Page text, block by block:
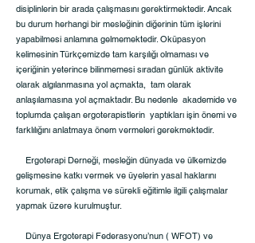
disiplinlerin bir arada çalışmasını gerektirmektedir. Ancak
bu durum herhangi bir mesleğinin diğerinin tüm işlerini
yapabilmesi anlamına gelmemektedir. Oküpasyon
kelimesinin Türkçemizde tam karşılığı olmaması ve
içeriğinin yeterince bilinmemesi sıradan günlük aktivite
olarak algılanmasına yol açmakta, tam olarak
anlaşılamasına yol açmaktadır. Bu nedenle akademide ve
toplumda çalışan ergoterapistlerin yaptıkları işin önemi ve
farklılığını anlatmaya önem vermeleri gerekmektedir.
Ergoterapi Derneği, mesleğin dünyada ve ülkemizde
gelişmesine katkı vermek ve üyelerin yasal haklarını
korumak, etik çalışma ve sürekli eğitimle ilgili çalışmalar
yapmak üzere kurulmuştur.
Dünya Ergoterapi Federasyonu’nun ( WFOT) ve